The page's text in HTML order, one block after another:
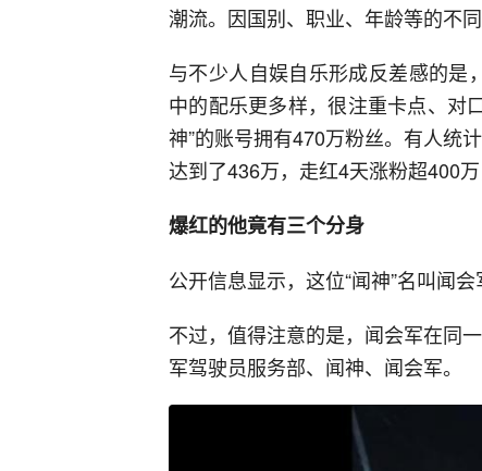
潮流。因国别、职业、年龄等的不
与不少人自娱自乐形成反差感的是
中的配乐更多样，很注重卡点、对
神”的账号拥有470万粉丝。有人统
达到了436万，走红4天涨粉超400万
爆红的他竟有三个分身
公开信息显示，这位“闻神”名叫闻
不过，值得注意的是，闻会军在同
军驾驶员服务部、闻神、闻会军。